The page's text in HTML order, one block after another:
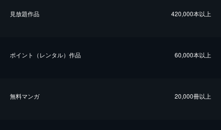
⾒放題作品 420,000本以上
ポイント（レンタル）作品 60,000本以上
無料マンガ 20,000冊以上